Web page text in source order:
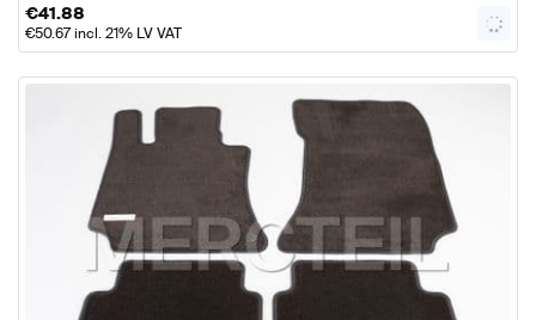
€41.88
€50.67incl. 21% LV VAT